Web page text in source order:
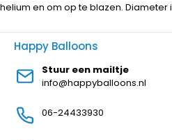
helium en om op te blazen. Diameter
Happy Balloons
Stuur een mailtje
info@happyballoons.nl
06-24433930